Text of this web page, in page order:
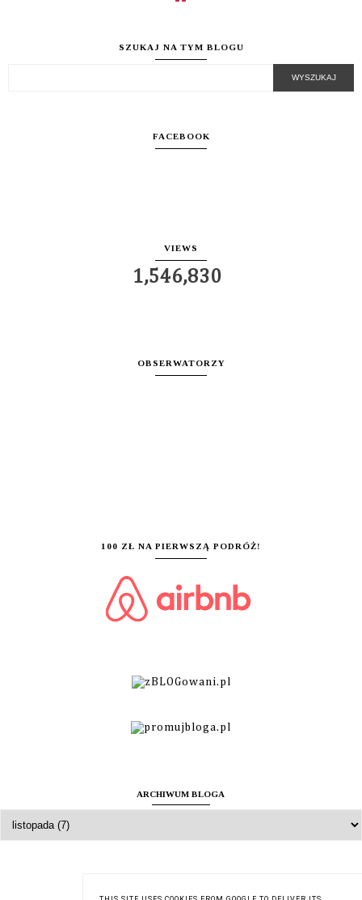
SZUKAJ NA TYM BLOGU
FACEBOOK
VIEWS
1,546,830
OBSERWATORZY
100 ZŁ NA PIERWSZĄ PODRÓŻ!
ARCHIWUM BLOGA